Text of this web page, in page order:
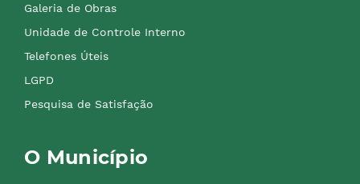
Galeria de Obras
Unidade de Controle Interno
Telefones Úteis
LGPD
Pesquisa de Satisfação
O Município